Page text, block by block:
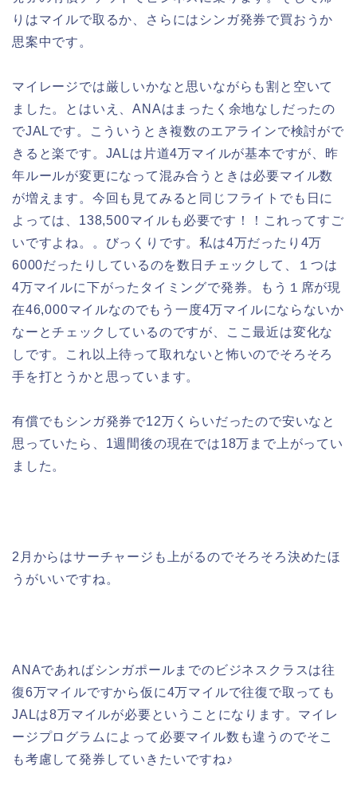
りはマイルで取るか、さらにはシンガ発券で買おうか
思案中です。
マイレージでは厳しいかなと思いながらも割と空いて
ました。とはいえ、ANAはまったく余地なしだったの
でJALです。こういうとき複数のエアラインで検討がで
きると楽です。JALは片道4万マイルが基本ですが、昨
年ルールが変更になって混み合うときは必要マイル数
が増えます。今回も見てみると同じフライトでも日に
よっては、138,500マイルも必要です！！これってすご
いですよね。。びっくりです。私は4万だったり4万
6000だったりしているのを数日チェックして、１つは
4万マイルに下がったタイミングで発券。もう１席が現
在46,000マイルなのでもう一度4万マイルにならないか
なーとチェックしているのですが、ここ最近は変化な
しです。これ以上待って取れないと怖いのでそろそろ
手を打とうかと思っています。
有償でもシンガ発券で12万くらいだったので安いなと
思っていたら、1週間後の現在では18万まで上がってい
ました。
2月からはサーチャージも上がるのでそろそろ決めたほ
うがいいですね。
ANAであればシンガポールまでのビジネスクラスは往
復6万マイルですから仮に4万マイルで往復で取っても
JALは8万マイルが必要ということになります。マイレ
ージプログラムによって必要マイル数も違うのでそこ
も考慮して発券していきたいですね♪